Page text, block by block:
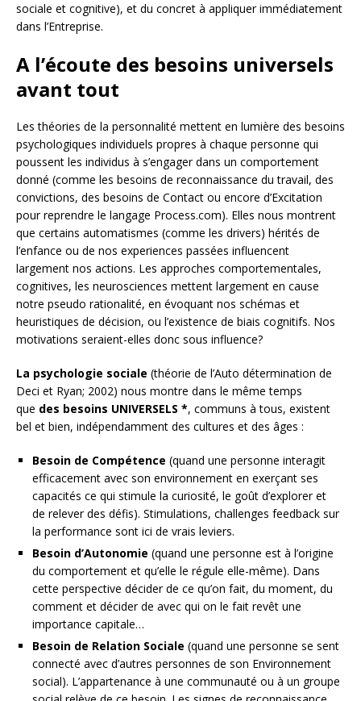
sociale et cognitive), et du concret à appliquer immédiatement
dans l’Entreprise.
A l’écoute des besoins universels
avant tout
Les théories de la personnalité mettent en lumière des besoins
psychologiques individuels propres à chaque personne qui
poussent les individus à s’engager dans un comportement
donné (comme les besoins de reconnaissance du travail, des
convictions, des besoins de Contact ou encore d’Excitation
pour reprendre le langage Process.com). Elles nous montrent
que certains automatismes (comme les drivers) hérités de
l’enfance ou de nos experiences passées influencent
largement nos actions. Les approches comportementales,
cognitives, les neurosciences mettent largement en cause
notre pseudo rationalité, en évoquant nos schémas et
heuristiques de décision, ou l’existence de biais cognitifs. Nos
motivations seraient-elles donc sous influence?
La psychologie sociale (théorie de l’Auto détermination de
Deci et Ryan; 2002) nous montre dans le même temps
que des besoins UNIVERSELS *, communs à tous, existent
bel et bien, indépendamment des cultures et des âges :
Besoin de Compétence (quand une personne interagit
efficacement avec son environnement en exerçant ses
capacités ce qui stimule la curiosité, le goût d’explorer et
de relever des défis). Stimulations, challenges feedback sur
la performance sont ici de vrais leviers.
Besoin d’Autonomie (quand une personne est à l’origine
du comportement et qu’elle le régule elle-même). Dans
cette perspective décider de ce qu’on fait, du moment, du
comment et décider de avec qui on le fait revêt une
importance capitale…
Besoin de Relation Sociale (quand une personne se sent
connecté avec d’autres personnes de son Environnement
social). L’appartenance à une communauté ou à un groupe